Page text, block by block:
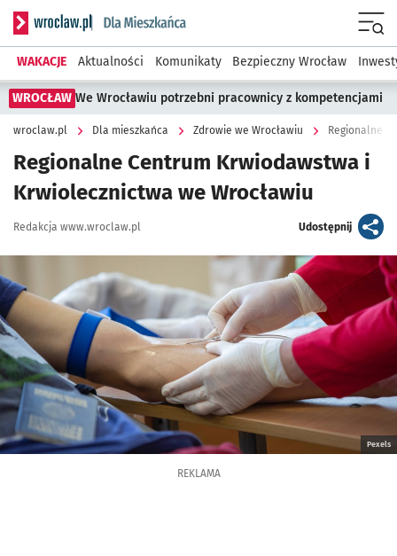
Serwis informacyjny wroclaw.pl podserwis: Dla mieszkańca
WAKACJE Aktualności Komunikaty Bezpieczny Wrocław
WROCŁAW We Wrocławiu potrzebni pracownicy z kompetencjami
wroclaw.pl Dla mieszkańca Zdrowie we Wrocławiu Regionalne
Regionalne Centrum Krwiodawstwa i
Krwiolecznictwa we Wrocławiu
Autor:
Redakcja www.wroclaw.pl Udostępnijartykuł
Pexels
REKLAMA